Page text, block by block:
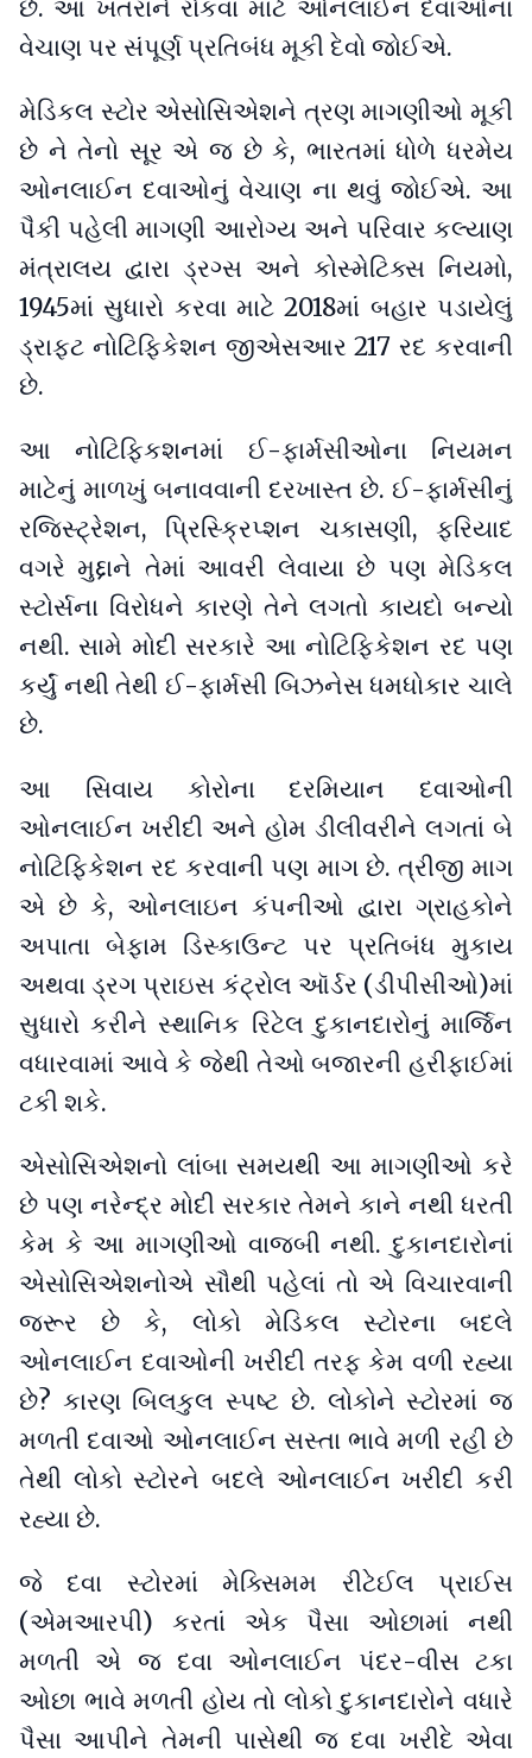
છે. આ ખતરાને રોકવા માટે ઓનલાઈન દવાઓના
વેચાણ પર સંપૂર્ણ પ્રતિબંધ મૂકી દેવો જોઈએ.
મેડિકલ સ્ટોર એસોસિએશને ત્રણ માગણીઓ મૂકી
છે ને તેનો સૂર એ જ છે કે, ભારતમાં ધોળે ધરમેય
ઓનલાઈન દવાઓનું વેચાણ ના થવું જોઈએ. આ
પૈકી પહેલી માગણી આરોગ્ય અને પરિવાર કલ્યાણ
મંત્રાલય દ્વારા ડ્રગ્સ અને કોસ્મેટિક્સ નિયમો,
1945માં સુધારો કરવા માટે 2018માં બહાર પડાયેલું
ડ્રાફ્ટ નોટિફિકેશન જીએસઆર 217 રદ કરવાની
છે.
આ નોટિફિકશનમાં ઈ-ફાર્મસીઓના નિયમન
માટેનું માળખું બનાવવાની દરખાસ્ત છે. ઈ-ફાર્મસીનું
રજિસ્ટ્રેશન, પ્રિસ્ક્રિપ્શન ચકાસણી, ફરિયાદ
વગરે મુદ્દાને તેમાં આવરી લેવાયા છે પણ મેડિકલ
સ્ટોર્સના વિરોધને કારણે તેને લગતો કાયદો બન્યો
નથી. સામે મોદી સરકારે આ નોટિફિકેશન રદ પણ
કર્યું નથી તેથી ઈ-ફાર્મસી બિઝનેસ ધમધોકાર ચાલે
છે.
આ સિવાય કોરોના દરમિયાન દવાઓની
ઓનલાઈન ખરીદી અને હોમ ડીલીવરીને લગતાં બે
નોટિફિકેશન રદ કરવાની પણ માગ છે. ત્રીજી માગ
એ છે કે, ઓનલાઇન કંપનીઓ દ્વારા ગ્રાહકોને
અપાતા બેફામ ડિસ્કાઉન્ટ પર પ્રતિબંધ મુકાય
અથવા ડ્રગ પ્રાઇસ કંટ્રોલ ઑર્ડર (ડીપીસીઓ)માં
સુધારો કરીને સ્થાનિક રિટેલ દુકાનદારોનું માર્જિન
વધારવામાં આવે કે જેથી તેઓ બજારની હરીફાઈમાં
ટકી શકે.
એસોસિએશનો લાંબા સમયથી આ માગણીઓ કરે
છે પણ નરેન્દ્ર મોદી સરકાર તેમને કાને નથી ધરતી
કેમ કે આ માગણીઓ વાજબી નથી. દુકાનદારોનાં
એસોસિએશનોએ સૌથી પહેલાં તો એ વિચારવાની
જરૂર છે કે, લોકો મેડિકલ સ્ટોરના બદલે
ઓનલાઈન દવાઓની ખરીદી તરફ કેમ વળી રહ્યા
છે? કારણ બિલકુલ સ્પષ્ટ છે. લોકોને સ્ટોરમાં જ
મળતી દવાઓ ઓનલાઈન સસ્તા ભાવે મળી રહી છે
તેથી લોકો સ્ટોરને બદલે ઓનલાઈન ખરીદી કરી
રહ્યા છે.
જે દવા સ્ટોરમાં મેક્સિમમ રીટેઈલ પ્રાઈસ
(એમઆરપી) કરતાં એક પૈસા ઓછામાં નથી
મળતી એ જ દવા ઓનલાઈન પંદર-વીસ ટકા
ઓછા ભાવે મળતી હોય તો લોકો દુકાનદારોને વધારે
પૈસા આપીને તેમની પાસેથી જ દવા ખરીદે એવા